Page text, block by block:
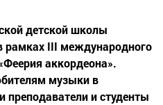
детской школы
рамках III международного
аккордеона».
музыки в
преподаватели и студенты